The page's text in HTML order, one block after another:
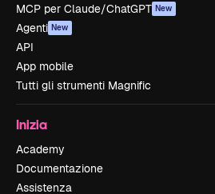
MCP per Claude/ChatGPT New
Agenti New
API
App mobile
Tutti gli strumenti Magnific
Inizia
Academy
Documentazione
Assistenza